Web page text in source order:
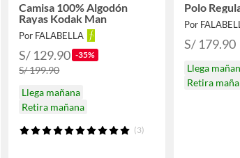
Camisa 100% Algodón
Rayas Kodak Man
Por FALABELLA
S/ 129.90 -35%
S/ 199.90
Llega mañana
Retira mañana
(3)
Polo
Por
S/ 179.90
Llega
Retira